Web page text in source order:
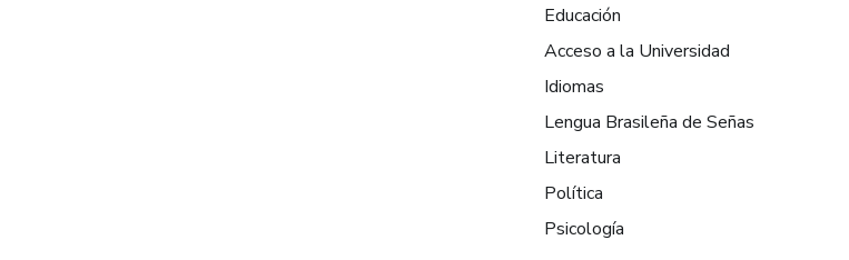
Educación
Acceso a la Universidad
Idiomas
Lengua Brasileña de Señas
Literatura
Política
Psicología